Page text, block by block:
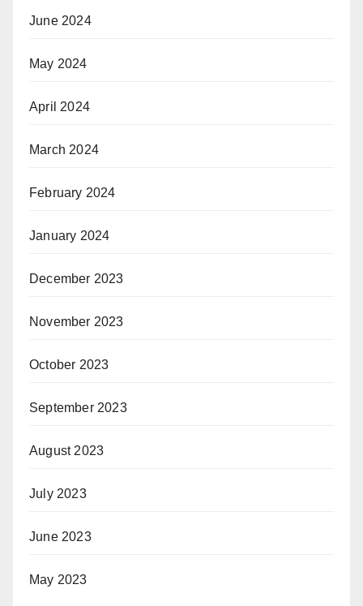
June 2024
May 2024
April 2024
March 2024
February 2024
January 2024
December 2023
November 2023
October 2023
September 2023
August 2023
July 2023
June 2023
May 2023